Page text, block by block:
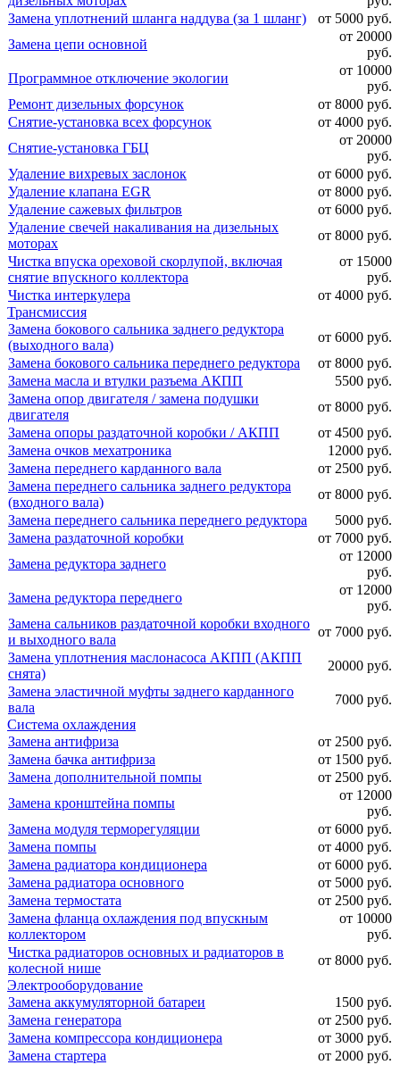
Замена уплотнений шланга наддува (за 1 шланг)
от 5000 руб.
Замена цепи основной
от 20000
руб.
Программное отключение экологии
от 10000
руб.
Ремонт дизельных форсунок
от 8000 руб.
Снятие-установка всех форсунок
от 4000 руб.
Снятие-установка ГБЦ
от 20000
руб.
Удаление вихревых заслонок
от 6000 руб.
Удаление клапана EGR
от 8000 руб.
Удаление сажевых фильтров
от 6000 руб.
Удаление свечей накаливания на дизельных
моторах
от 8000 руб.
Чистка впуска ореховой скорлупой, включая
снятие впускного коллектора
от 15000
руб.
Чистка интеркулера
от 4000 руб.
Трансмиссия
Замена бокового сальника заднего редуктора
(выходного вала)
от 6000 руб.
Замена бокового сальника переднего редуктора
от 8000 руб.
Замена масла и втулки разъема АКПП
5500 руб.
Замена опор двигателя / замена подушки
двигателя
от 8000 руб.
Замена опоры раздаточной коробки / АКПП
от 4500 руб.
Замена очков мехатроника
12000 руб.
Замена переднего карданного вала
от 2500 руб.
Замена переднего сальника заднего редуктора
(входного вала)
от 8000 руб.
Замена переднего сальника переднего редуктора
5000 руб.
Замена раздаточной коробки
от 7000 руб.
Замена редуктора заднего
от 12000
руб.
Замена редуктора переднего
от 12000
руб.
Замена сальников раздаточной коробки входного
и выходного вала
от 7000 руб.
Замена уплотнения маслонасоса АКПП (АКПП
снята)
20000 руб.
Замена эластичной муфты заднего карданного
вала
7000 руб.
Система охлаждения
Замена антифриза
от 2500 руб.
Замена бачка антифриза
от 1500 руб.
Замена дополнительной помпы
от 2500 руб.
Замена кронштейна помпы
от 12000
руб.
Замена модуля терморегуляции
от 6000 руб.
Замена помпы
от 4000 руб.
Замена радиатора кондиционера
от 6000 руб.
Замена радиатора основного
от 5000 руб.
Замена термостата
от 2500 руб.
Замена фланца охлаждения под впускным
коллектором
от 10000
руб.
Чистка радиаторов основных и радиаторов в
колесной нише
от 8000 руб.
Электрооборудование
Замена аккумуляторной батареи
1500 руб.
Замена генератора
от 2500 руб.
Замена компрессора кондиционера
от 3000 руб.
Замена стартера
от 2000 руб.